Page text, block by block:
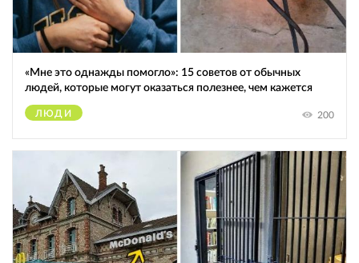
«Мне это однажды помогло»: 15 советов от обычных
людей, которые могут оказаться полезнее, чем кажется
ЛЮДИ 200